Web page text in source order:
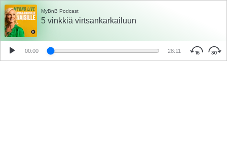
MyBnB Podcast
5 vinkkiä virtsankarkailuun
00:00 28:11